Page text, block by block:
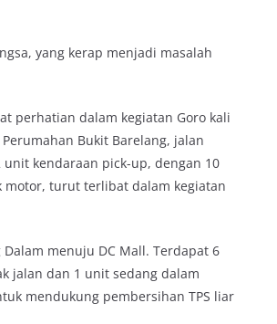
yang kerap menjadi masalah
perhatian dalam kegiatan Goro kali
Bukit Barelang, jalan
kendaraan pick-up, dengan 10
turut terlibat dalam kegiatan
menuju DC Mall. Terdapat 6
jalan dan 1 unit sedang dalam
mendukung pembersihan TPS liar